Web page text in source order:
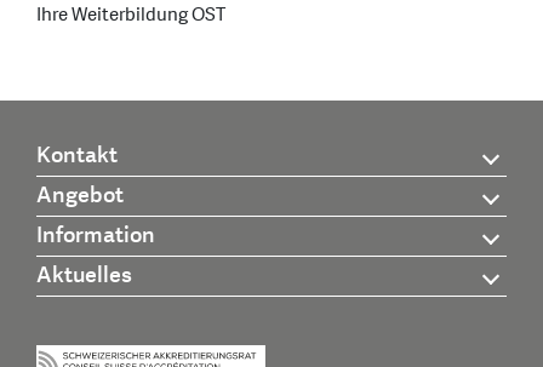
Ihre Weiterbildung OST
Kontakt
Angebot
Information
Aktuelles